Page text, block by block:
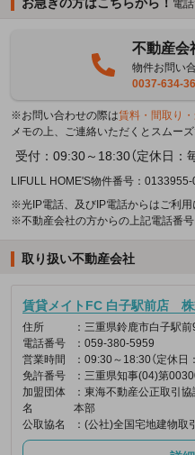
電
不動産会
物件お問い
0037-634-
※お問い合わせの際は賃料・間取り
メモの上、ご連絡いただくとスムーズ
受付：09:30～18:30（定休日：
LIFULL HOME'S物件番号：
※光IP電話、及びIP電話からはご利用
※不動産会社の方からの上記電話番
取り扱い不動産会社
賃貸メイトFC 白子駅前店
住所
：三重県鈴鹿市白子駅
電話番号
：059-380-5959
営業時間
：09:30～18:30（定休日
免許番号
：三重県知事(04)第
加盟団体
名
：東海不動産公正取引
本部
公取協名
：(公社)全国宅地建物取